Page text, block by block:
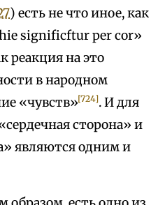
) есть не что иное, как
significftur per cor»
реакция на это
в народном
«чувств»[724]. И для
сторона» и
являются одним и